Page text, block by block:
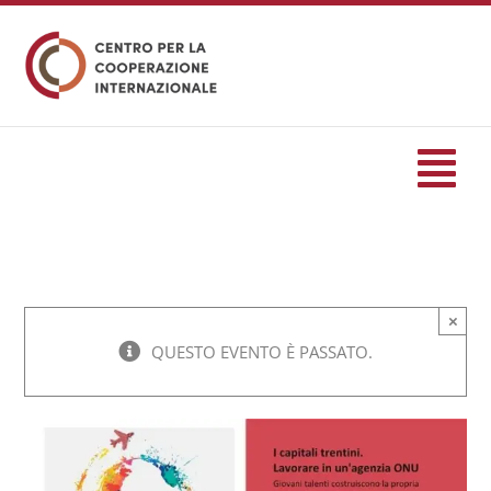
contenuto
Eventi
Servizi
QUESTO EVENTO È PASSATO.
×